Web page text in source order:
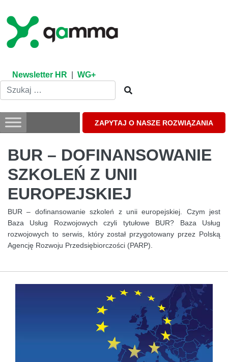
content
Newsletter HR WG+
ZAPYTAJ O NASZE ROZWIĄZANIA
BUR – DOFINANSOWANIE
SZKOLEŃ Z UNII
EUROPEJSKIEJ
BUR – dofinansowanie szkoleń z unii europejskiej. Czym jest
Baza Usług Rozwojowych czyli tytułowe BUR? Baza Usług
rozwojowych to serwis, który został przygotowany przez Polską
Agencję Rozwoju Przedsiębiorczości (PARP).